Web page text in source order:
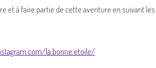
et à faire partie de cette aventure en suivant
la.bonne.etoile/